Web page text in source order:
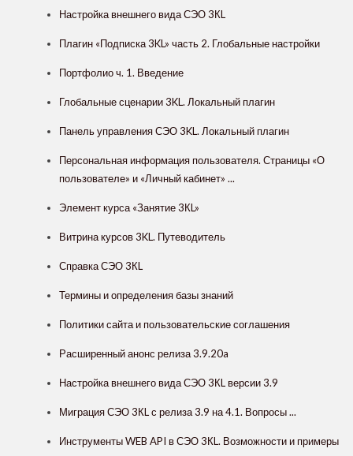
Настройка внешнего вида СЭО 3КL
Плагин «Подписка 3KL» часть 2. Глобальные настройки
Портфолио ч. 1. Введение
Глобальные сценарии 3KL. Локальный плагин
Панель управления СЭО 3KL. Локальный плагин
Персональная информация пользователя. Страницы «О
пользователе» и «Личный кабинет» ...
Элемент курса «Занятие 3КL»
Витрина курсов 3KL. Путеводитель
Справка СЭО 3КL
Термины и определения базы знаний
Политики сайта и пользовательские соглашения
Расширенный анонс релиза 3.9.20a
Настройка внешнего вида СЭО 3КL версии 3.9
Миграция СЭО 3КL с релиза 3.9 на 4.1. Вопросы ...
Инструменты WEB API в СЭО 3КL. Возможности и примеры